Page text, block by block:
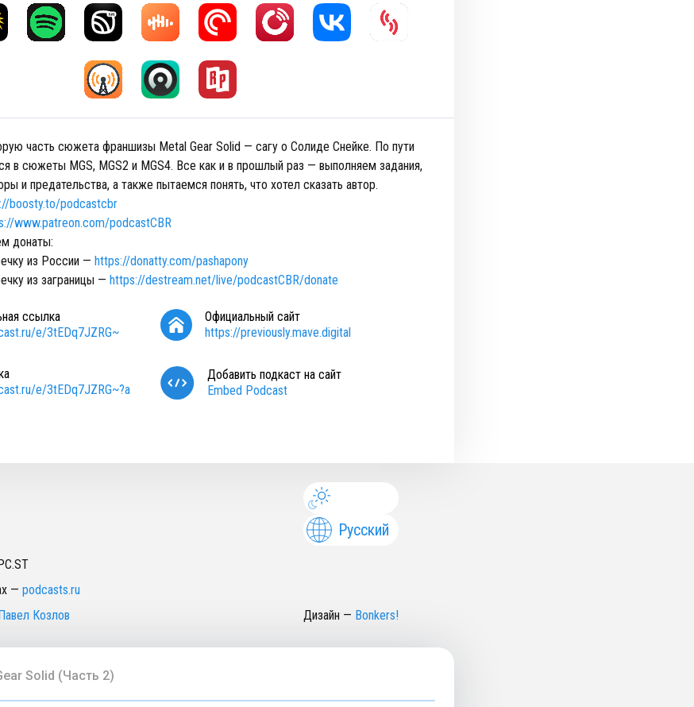
часть сюжета франшизы Metal Gear Solid — сагу о Солиде Снейке. По пути
в сюжеты MGS, MGS2 и MGS4. Все как и в прошлый раз — выполняем задания,
и предательства, а также пытаемся понять, что хотел сказать автор.
boosty.to/podcastcbr
www.patreon.com/podcastCBR
донаты:
из России — https://donatty.com/pashapony
из заграницы — https://destream.net/live/podcastCBR/donate
ссылка
e/3tEDq7JZRG~
Официальный сайт
https://previously.mave.digital
e/3tEDq7JZRG~?a
Добавить подкаст на сайт
Embed Podcast
Русский
— podcasts.ru
Козлов Дизайн — Bonkers!
Solid (Часть 2)